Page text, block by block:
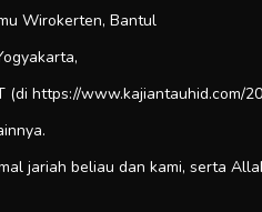
Wirokerten, Bantul
(di https://www.kajiantauhid.com/
jariah beliau dan kami, serta